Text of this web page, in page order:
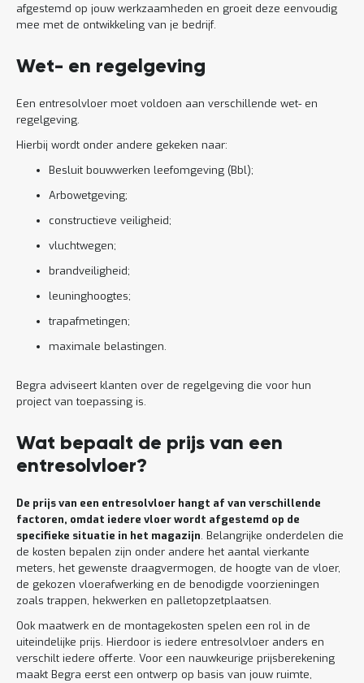
afgestemd op jouw werkzaamheden en groeit deze eenvoudig
mee met de ontwikkeling van je bedrijf.
Wet- en regelgeving
Een entresolvloer moet voldoen aan verschillende wet- en
regelgeving.
Hierbij wordt onder andere gekeken naar:
Besluit bouwwerken leefomgeving (Bbl);
Arbowetgeving;
constructieve veiligheid;
vluchtwegen;
brandveiligheid;
leuninghoogtes;
trapafmetingen;
maximale belastingen.
Begra adviseert klanten over de regelgeving die voor hun
project van toepassing is.
Wat bepaalt de prijs van een
entresolvloer?
De prijs van een entresolvloer hangt af van verschillende
factoren, omdat iedere vloer wordt afgestemd op de
specifieke situatie in het magazijn. Belangrijke onderdelen die
de kosten bepalen zijn onder andere het aantal vierkante
meters, het gewenste draagvermogen, de hoogte van de vloer,
de gekozen vloerafwerking en de benodigde voorzieningen
zoals trappen, hekwerken en palletopzetplaatsen.
Ook maatwerk en de montagekosten spelen een rol in de
uiteindelijke prijs. Hierdoor is iedere entresolvloer anders en
verschilt iedere offerte. Voor een nauwkeurige prijsberekening
maakt Begra eerst een ontwerp op basis van jouw ruimte,